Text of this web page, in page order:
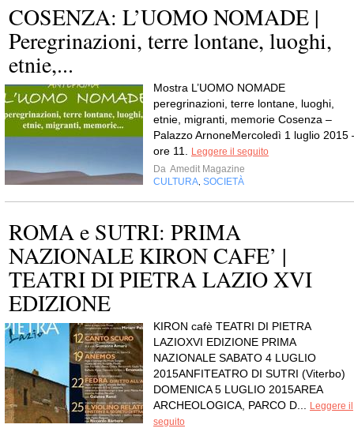
COSENZA: L’UOMO NOMADE |
Peregrinazioni, terre lontane, luoghi,
etnie,...
Mostra L’UOMO NOMADE
peregrinazioni, terre lontane, luoghi,
etnie, migranti, memorie Cosenza –
Palazzo ArnoneMercoledì 1 luglio 2015
ore 11.
Leggere il seguito
Da Amedit Magazine
CULTURA SOCIETÀ
ROMA e SUTRI: PRIMA
NAZIONALE KIRON CAFE’ |
TEATRI DI PIETRA LAZIO XVI
EDIZIONE
KIRON cafè TEATRI DI PIETRA
LAZIOXVI EDIZIONE PRIMA
NAZIONALE SABATO 4 LUGLIO
2015ANFITEATRO DI SUTRI (Viterbo)
DOMENICA 5 LUGLIO 2015AREA
ARCHEOLOGICA, PARCO D...
Leggere il
seguito